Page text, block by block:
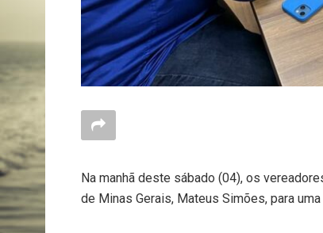
Na manhã deste sábado (04), os
de Minas Gerais, Mateus Simões, para